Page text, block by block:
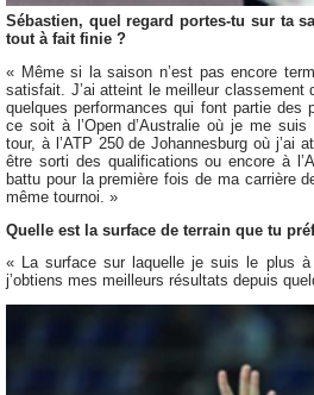
Sébastien, quel regard portes-tu sur ta
tout à fait finie ?
« Même si la saison n’est pas encore
satisfait. J’ai atteint le meilleur classement
quelques performances qui font partie des
ce soit à l’Open d’Australie où je me
tour, à l’ATP 250 de Johannesburg où j’ai
être sorti des qualifications ou encore à
battu pour la première fois de ma carrière
même tournoi. »
Quelle est la surface de terrain que tu
« La surface sur laquelle je suis le plus à
j’obtiens mes meilleurs résultats depuis